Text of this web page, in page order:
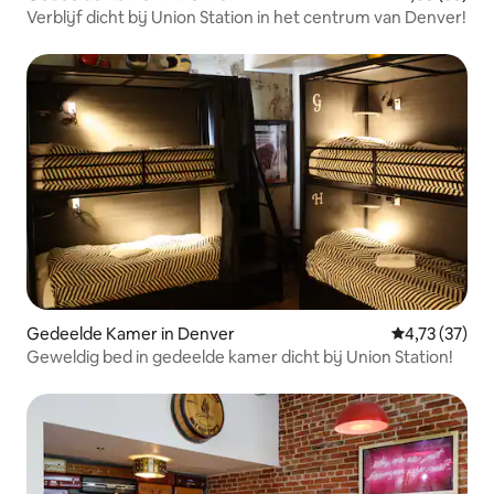
Verblijf dicht bij Union Station in het centrum van Denver!
Gedeelde Kamer in Denver Gemiddelde
4,73 (37)
Geweldig bed in gedeelde kamer dicht bij Union Station!